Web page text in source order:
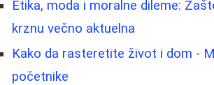
Etika, moda i moralne dileme:
krznu večno aktuelna
Kako da rasteretite život i dom -
početnike